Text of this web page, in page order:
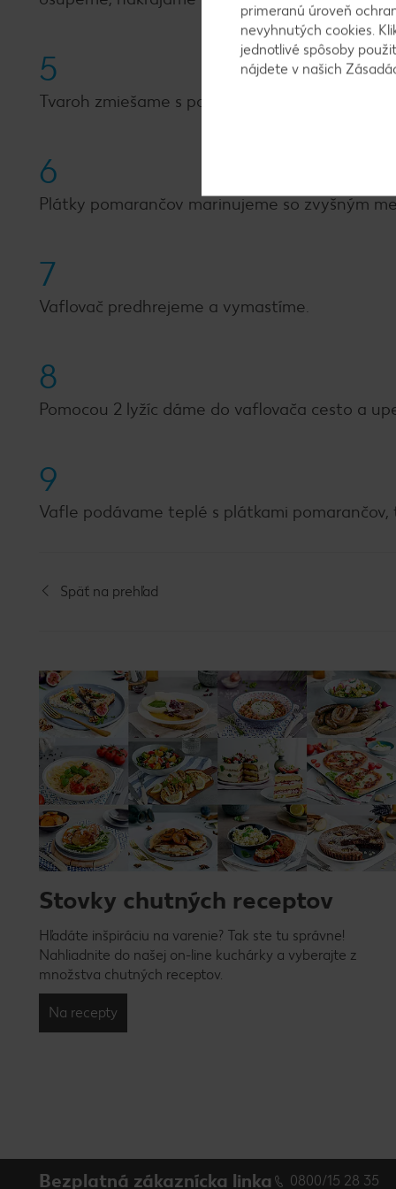
5
Tvaroh zmiešame s pomarančovou šťavou,
6
Plátky pomarančov marinujeme so zvyšným
7
Vaflovač predhrejeme a vymastíme.
8
Pomocou 2 lyžíc dáme do vaflovača cesto a
9
Vafle podávame teplé s plátkami
Späť na prehľad
Stovky chutných receptov
Hľadáte inšpiráciu na varenie? Tak ste tu správne!
Nahliadnite do našej on-line kuchárky a vyberajte z
množstva chutných receptov.
Na recepty
Bezplatná zákaznícka linka
0800/15 28 35
primeranú úroveň
nevyhnutých cookies.
jednotlivé spôsoby
nájdete v našich